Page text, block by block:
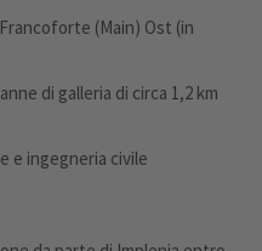
(Main) Ost (in
di galleria di circa 1,2 km
e ingegneria civile